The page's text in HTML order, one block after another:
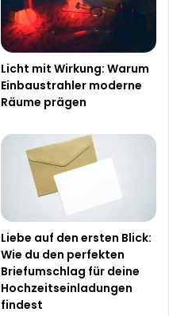
Licht mit Wirkung: Warum
Einbaustrahler moderne
Räume prägen
Liebe auf den ersten Blick:
Wie du den perfekten
Briefumschlag für deine
Hochzeitseinladungen
findest